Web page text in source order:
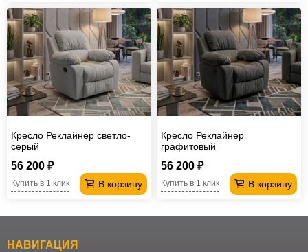
Кресло Реклайнер светло-
серый
56 200 ₽
В корзину
Купить в 1 клик
Кресло Реклайнер
графитовый
56 200 ₽
В корзину
Купить в 1 клик
НАВИГАЦИЯ